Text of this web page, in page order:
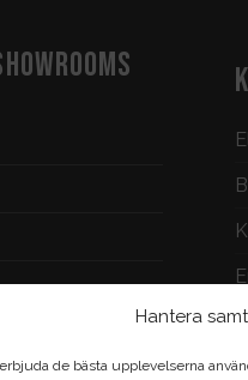
Hantera
de bästa upplevelserna